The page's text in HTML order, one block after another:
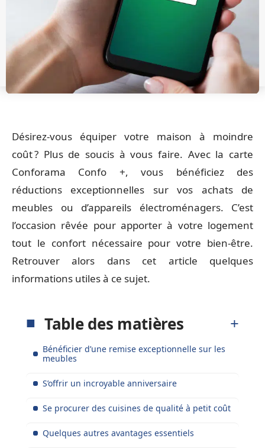
Désirez-vous équiper votre maison à moindre
coût ? Plus de soucis à vous faire. Avec la carte
Conforama Confo +, vous bénéficiez des
réductions exceptionnelles sur vos achats de
meubles ou d’appareils électroménagers. C’est
l’occasion rêvée pour apporter à votre logement
tout le confort nécessaire pour votre bien-être.
Retrouver alors dans cet article quelques
informations utiles à ce sujet.
Table des matières
Bénéficier d’une remise exceptionnelle sur les
meubles
S’offrir un incroyable anniversaire
Se procurer des cuisines de qualité à petit coût
Quelques autres avantages essentiels